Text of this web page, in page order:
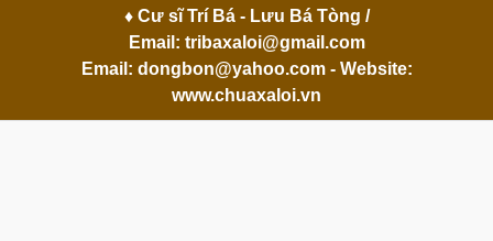
♦ Cư sĩ Trí Bá - Lưu Bá Tòng /
Email: tribaxaloi@gmail.com
Email: dongbon@yahoo.com- Website:
www.chuaxaloi.vn